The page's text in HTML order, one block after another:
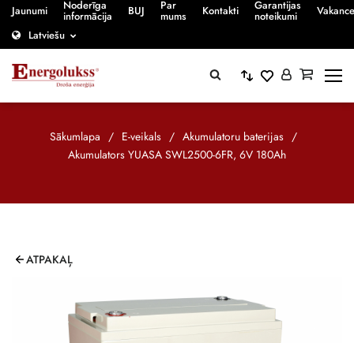
Jaunumi Noderīga
informācija BUJ Par
mums Kontakti Garantijas
noteikumi
Latviešu
Sākumlapa / E-veikals / Akumulatoru baterijas /
Akumulators YUASA SWL2500-6FR, 6V 180Ah
ATPAKAĻ